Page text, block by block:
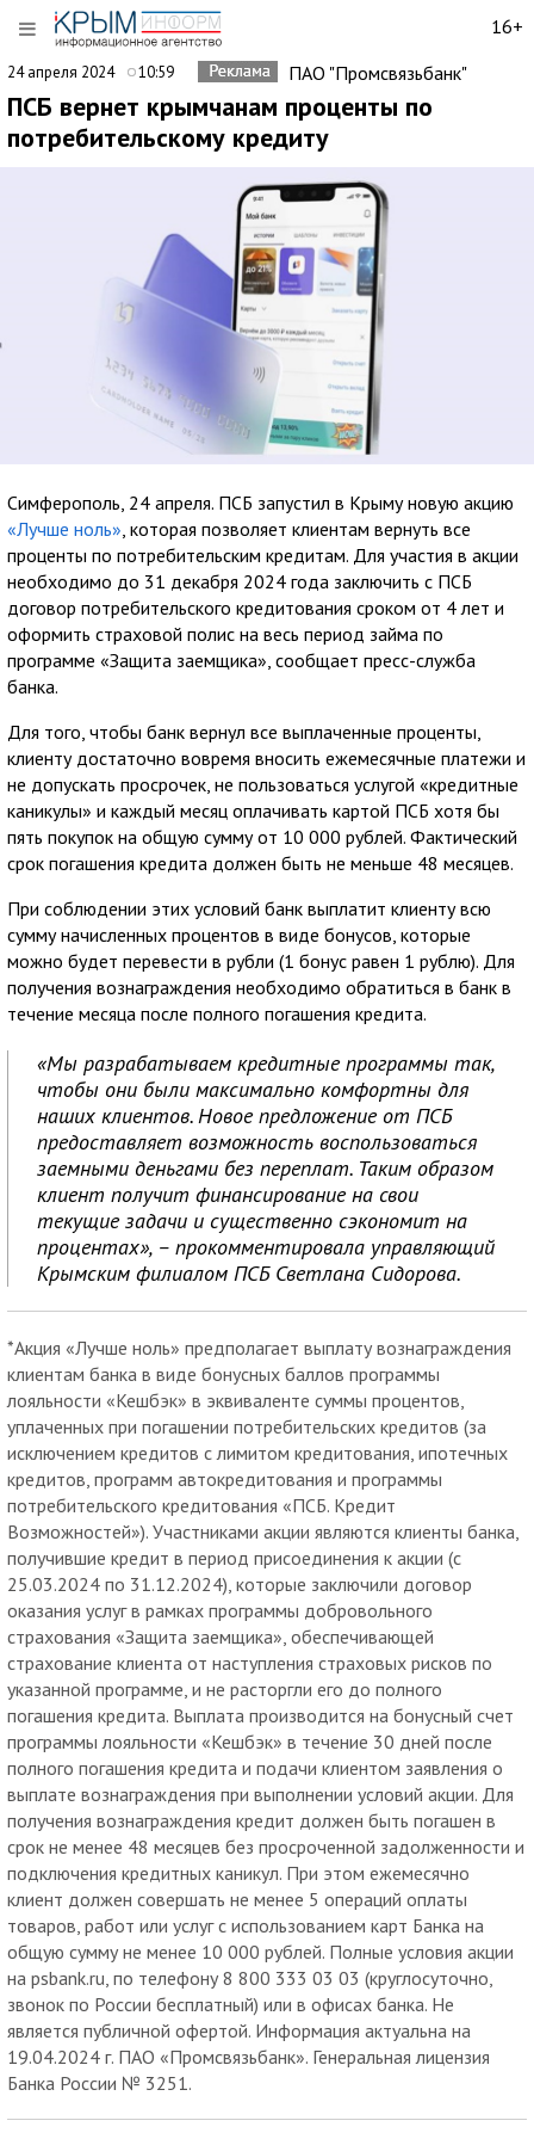
16+
24 апреля 2024 10:59 ПАО "Промсвязьбанк"
ПСБ вернет крымчанам проценты по
потребительскому кредиту
Симферополь, 24 апреля. ПСБ запустил в Крыму новую акцию
«Лучше ноль» , которая позволяет клиентам вернуть все
проценты по потребительским кредитам. Для участия в акции
необходимо до 31 декабря 2024 года заключить с ПСБ
договор потребительского кредитования сроком от 4 лет и
оформить страховой полис на весь период займа по
программе «Защита заемщика», сообщает пресс-служба
банка.
Для того, чтобы банк вернул все выплаченные проценты,
клиенту достаточно вовремя вносить ежемесячные платежи и
не допускать просрочек, не пользоваться услугой «кредитные
каникулы» и каждый месяц оплачивать картой ПСБ хотя бы
пять покупок на общую сумму от 10 000 рублей. Фактический
срок погашения кредита должен быть не меньше 48 месяцев.
При соблюдении этих условий банк выплатит клиенту всю
сумму начисленных процентов в виде бонусов, которые
можно будет перевести в рубли (1 бонус равен 1 рублю). Для
получения вознаграждения необходимо обратиться в банк в
течение месяца после полного погашения кредита.
«Мы разрабатываем кредитные программы так,
чтобы они были максимально комфортны для
наших клиентов. Новое предложение от ПСБ
предоставляет возможность воспользоваться
заемными деньгами без переплат. Таким образом
клиент получит финансирование на свои
текущие задачи и существенно сэкономит на
процентах», – прокомментировала управляющий
Крымским филиалом ПСБ Светлана Сидорова.
*Акция «Лучше ноль» предполагает выплату вознаграждения
клиентам банка в виде бонусных баллов программы
лояльности «Кешбэк» в эквиваленте суммы процентов,
уплаченных при погашении потребительских кредитов (за
исключением кредитов с лимитом кредитования, ипотечных
кредитов, программ автокредитования и программы
потребительского кредитования «ПСБ. Кредит
Возможностей»). Участниками акции являются клиенты банка,
получившие кредит в период присоединения к акции (с
25.03.2024 по 31.12.2024), которые заключили договор
оказания услуг в рамках программы добровольного
страхования «Защита заемщика», обеспечивающей
страхование клиента от наступления страховых рисков по
указанной программе, и не расторгли его до полного
погашения кредита. Выплата производится на бонусный счет
программы лояльности «Кешбэк» в течение 30 дней после
полного погашения кредита и подачи клиентом заявления о
выплате вознаграждения при выполнении условий акции. Для
получения вознаграждения кредит должен быть погашен в
срок не менее 48 месяцев без просроченной задолженности и
подключения кредитных каникул. При этом ежемесячно
клиент должен совершать не менее 5 операций оплаты
товаров, работ или услуг с использованием карт Банка на
общую сумму не менее 10 000 рублей. Полные условия акции
на psbank.ru, по телефону 8 800 333 03 03 (круглосуточно,
звонок по России бесплатный) или в офисах банка. Не
является публичной офертой. Информация актуальна на
19.04.2024 г. ПАО «Промсвязьбанк». Генеральная лицензия
Банка России № 3251.